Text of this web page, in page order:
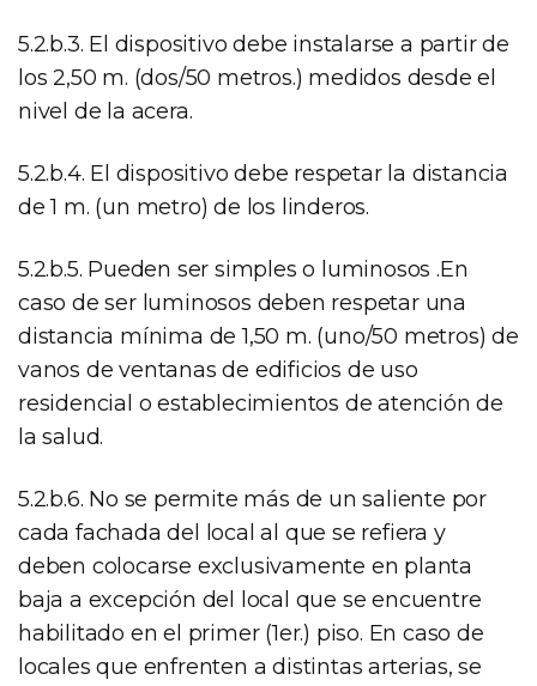
5.2.b.3. El dispositivo debe instalarse a partir de
los 2,50 m. (dos/50 metros.) medidos desde el
nivel de la acera.
5.2.b.4. El dispositivo debe respetar la distancia
de 1 m. (un metro) de los linderos.
5.2.b.5. Pueden ser simples o luminosos .En
caso de ser luminosos deben respetar una
distancia mínima de 1,50 m. (uno/50 metros) de
vanos de ventanas de edificios de uso
residencial o establecimientos de atención de
la salud.
5.2.b.6. No se permite más de un saliente por
cada fachada del local al que se refiera y
deben colocarse exclusivamente en planta
baja a excepción del local que se encuentre
habilitado en el primer (1er.) piso. En caso de
locales que enfrenten a distintas arterias, se